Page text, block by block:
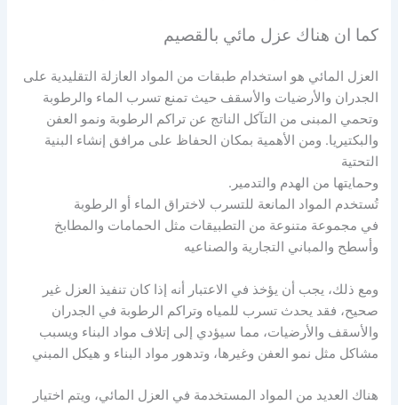
كما ان هناك عزل مائي بالقصيم
العزل المائي هو استخدام طبقات من المواد العازلة التقليدية على
الجدران والأرضيات والأسقف حيث تمنع تسرب الماء والرطوبة
وتحمي المبنى من التآكل الناتج عن تراكم الرطوبة ونمو العفن
والبكتيريا. ومن الأهمية بمكان الحفاظ على مرافق إنشاء البنية
التحتية
وحمايتها من الهدم والتدمير.
تُستخدم المواد المانعة للتسرب لاختراق الماء أو الرطوبة
في مجموعة متنوعة من التطبيقات مثل الحمامات والمطابخ
وأسطح والمباني التجارية والصناعيه
ومع ذلك، يجب أن يؤخذ في الاعتبار أنه إذا كان تنفيذ العزل غير
صحيح، فقد يحدث تسرب للمياه وتراكم الرطوبة في الجدران
والأسقف والأرضيات، مما سيؤدي إلى إتلاف مواد البناء ويسبب
مشاكل مثل نمو العفن وغيرها، وتدهور مواد البناء و هيكل المبني
هناك العديد من المواد المستخدمة في العزل المائي، ويتم اختيار